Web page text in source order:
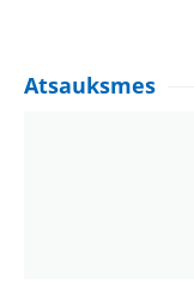
Atsauksmes